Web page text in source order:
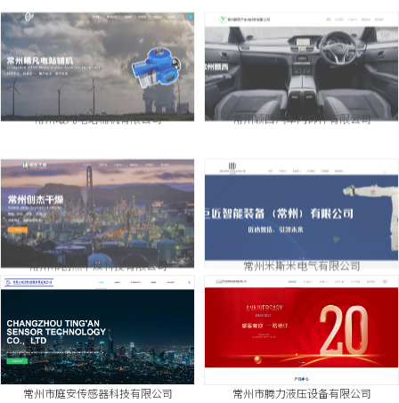
常州曦凡电站辅机有限公司 常州颖西汽车内饰件有限公司
常州市创杰干燥科技有限公司 常州米斯米电气有限公司
常州市庭安传感器科技有限公司 常州市腾力液压设备有限公司